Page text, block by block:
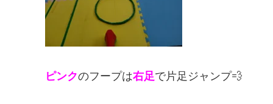
ピンクのフープは右足で片足ジャンプ💨